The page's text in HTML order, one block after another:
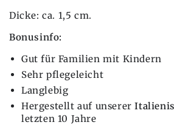
Dicke: ca. 1,5 cm.
Bonusinfo:
Gut für Familien mit Kindern
Sehr pflegeleicht
Langlebig
Hergestellt auf unserer
letzten 10 Jahre